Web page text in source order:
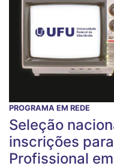
PROGRAMA EM REDE
Seleção
inscrições
Profissional